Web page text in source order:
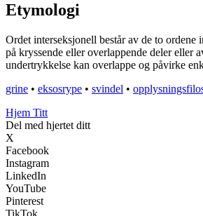
Etymologi
Ordet interseksjonell består av de to
på kryssende eller overlappende deler eller
undertrykkelse kan overlappe og påvirke
grine • eksosrype • svindel •
Hjem Titt
Del med hjertet ditt
X
Facebook
Instagram
LinkedIn
YouTube
Pinterest